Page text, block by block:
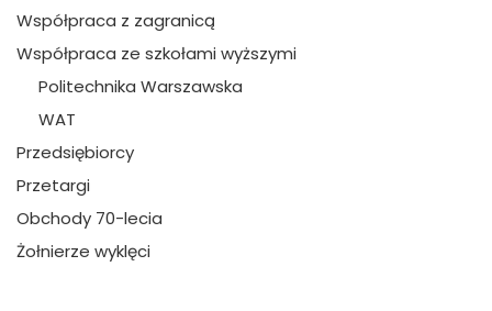
Współpraca z zagranicą
Współpraca ze szkołami wyższymi
Politechnika Warszawska
WAT
Przedsiębiorcy
Przetargi
Obchody 70-lecia
Żołnierze wyklęci